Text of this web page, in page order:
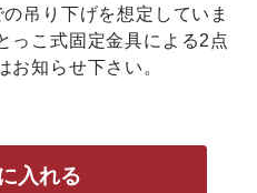
吊り下げを想定していま
っこ式固定金具による2点
お知らせ下さい。